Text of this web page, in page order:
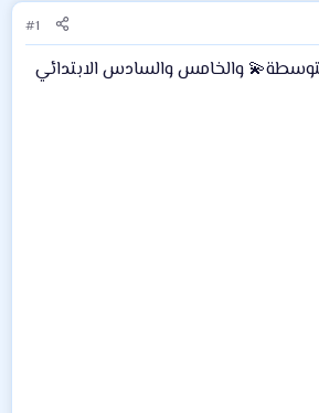
#1
والخامس والسادس الابتدائي